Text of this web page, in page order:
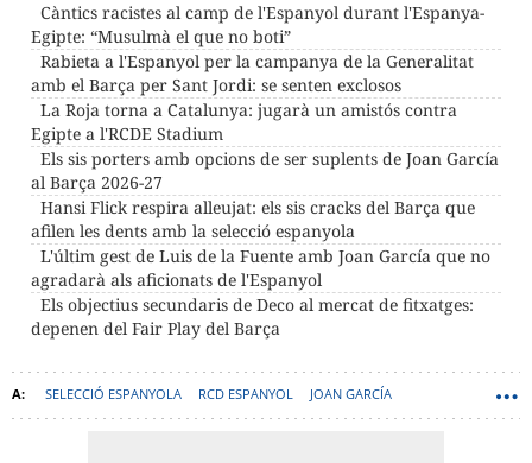
Càntics racistes al camp de l'Espanyol durant l'Espanya-
Egipte: “Musulmà el que no boti”
Rabieta a l'Espanyol per la campanya de la Generalitat
amb el Barça per Sant Jordi: se senten exclosos
La Roja torna a Catalunya: jugarà un amistós contra
Egipte a l'RCDE Stadium
Els sis porters amb opcions de ser suplents de Joan García
al Barça 2026-27
Hansi Flick respira alleujat: els sis cracks del Barça que
afilen les dents amb la selecció espanyola
L'últim gest de Luis de la Fuente amb Joan García que no
agradarà als aficionats de l'Espanyol
Els objectius secundaris de Deco al mercat de fitxatges:
depenen del Fair Play del Barça
SELECCIÓ ESPANYOLA RCD ESPANYOL JOAN GARCÍA